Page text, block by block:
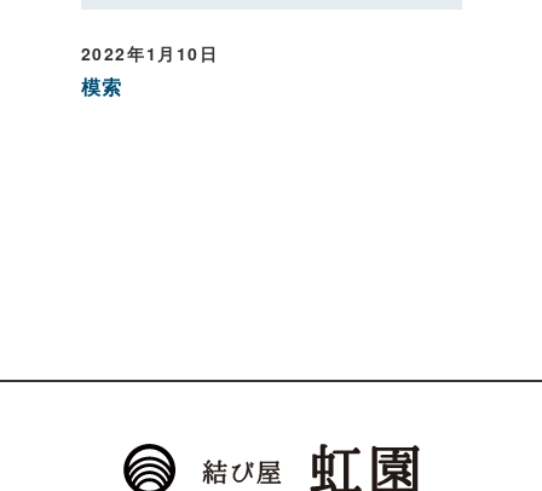
2022年1月10日
模索